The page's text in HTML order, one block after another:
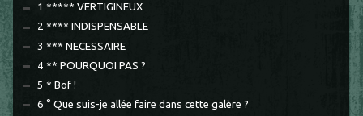
1 ***** VERTIGINEUX
2 **** INDISPENSABLE
3 *** NECESSAIRE
4 ** POURQUOI PAS ?
5 * Bof !
6 ° Que suis-je allée faire dans cette galère ?